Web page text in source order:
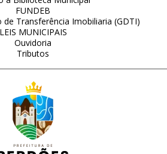
FUNDEB
de Transferência Imobiliaria (GDTI)
LEIS MUNICIPAIS
Ouvidoria
Tributos